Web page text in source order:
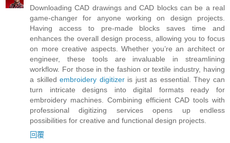
Downloading CAD drawings and CAD blocks can be a real
game-changer for anyone working on design projects.
Having access to pre-made blocks saves time and
enhances the overall design process, allowing you to focus
on more creative aspects. Whether you’re an architect or
engineer, these tools are invaluable in streamlining
workflow. For those in the fashion or textile industry, having
a skilledembroidery digitizeris just as essential. They can
turn intricate designs into digital formats ready for
embroidery machines. Combining efficient CAD tools with
professional digitizing services opens up endless
possibilities for creative and functional design projects.
回覆